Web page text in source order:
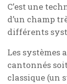
C’est une
d’un champ
différents
Les systèmes
cantonnés
classique (un